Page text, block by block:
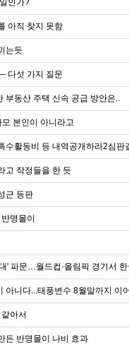
인가?
아직 찾지 못함
는듯
다섯 가지 질문
부동산 주택 신속 공급 방안은..
본인이 아니라고
수활동비 등 내역공개하라2심판
고 작정들을 한 듯
근 등판
명몰이
' 파문…월드컵·올림픽 경기서
아니다...태풍변수 8월말까지 이
아서
든 반명몰이 나비 효과